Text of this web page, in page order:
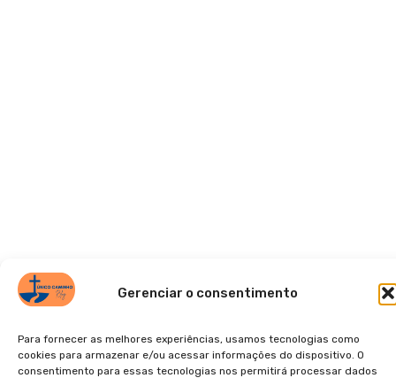
Gerenciar o consentimento
Para fornecer as melhores experiências, usamos tecnologias como
cookies para armazenar e/ou acessar informações do dispositivo. O
consentimento para essas tecnologias nos permitirá processar dados